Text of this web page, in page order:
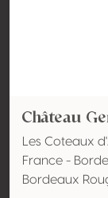
Château
Les Coteaux
France -
Bordeaux